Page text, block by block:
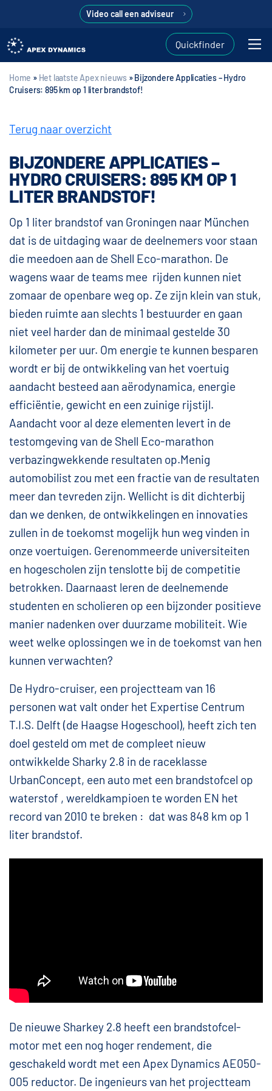
Video call een adviseur
Quickfinder
Home » Het laatste Apex nieuws »Bijzondere Applicaties – Hydro
Cruisers: 895 km op 1 liter brandstof!
Terug naar overzicht
BIJZONDERE APPLICATIES –
HYDRO CRUISERS: 895 KM OP 1
LITER BRANDSTOF!
Op 1 liter brandstof van Groningen naar München
dat is de uitdaging waar de deelnemers voor staan
die meedoen aan de Shell Eco-marathon. De
wagens waar de teams mee rijden kunnen niet
zomaar de openbare weg op. Ze zijn klein van stuk,
bieden ruimte aan slechts 1 bestuurder en gaan
niet veel harder dan de minimaal gestelde 30
kilometer per uur. Om energie te kunnen besparen
wordt er bij de ontwikkeling van het voertuig
aandacht besteed aan aërodynamica, energie
efficiëntie, gewicht en een zuinige rijstijl.
Aandacht voor al deze elementen levert in de
testomgeving van de Shell Eco-marathon
verbazingwekkende resultaten op.Menig
automobilist zou met een fractie van de resultaten
meer dan tevreden zijn. Wellicht is dit dichterbij
dan we denken, de ontwikkelingen en innovaties
zullen in de toekomst mogelijk hun weg vinden in
onze voertuigen. Gerenommeerde universiteiten
en hogescholen zijn tenslotte bij de competitie
betrokken. Daarnaast leren de deelnemende
studenten en scholieren op een bijzonder positieve
manier nadenken over duurzame mobiliteit. Wie
weet welke oplossingen we in de toekomst van hen
kunnen verwachten?
De Hydro-cruiser, een projectteam van 16
personen wat valt onder het Expertise Centrum
T.I.S. Delft (de Haagse Hogeschool), heeft zich ten
doel gesteld om met de compleet nieuw
ontwikkelde Sharky 2.8 in de raceklasse
UrbanConcept, een auto met een brandstofcel op
waterstof , wereldkampioen te worden EN het
record van 2010 te breken : dat was 848 km op 1
liter brandstof.
De nieuwe Sharkey 2.8 heeft een brandstofcel-
motor met een nog hoger rendement, die
geschakeld wordt met een Apex Dynamics AE050-
005 reductor. De ingenieurs van het projectteam